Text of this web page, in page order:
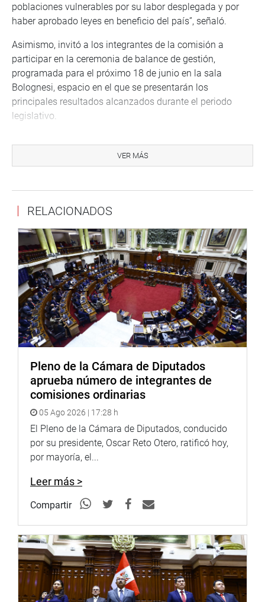
poblaciones vulnerables por su labor desplegada y por
haber aprobado leyes en beneficio del país”, señaló.
Asimismo, invitó a los integrantes de la comisión a
participar en la ceremonia de balance de gestión,
programada para el próximo 18 de junio en la sala
Bolognesi, espacio en el que se presentarán los
principales resultados alcanzados durante el periodo
legislativo.
en negativo, entre ellos, el recaído en el Proyecto de Ley
14636/2025-CR, mediante el cual se propone promover el
OFICINA DE COMUNICACIONES E IMAGEN INSITUCIONAL
VER MÁS
RELACIONADOS
Pleno de la Cámara de Diputados
aprueba número de integrantes de
comisiones ordinarias
05 Ago 2026 | 17:28 h
El Pleno de la Cámara de Diputados, conducido
por su presidente, Oscar Reto Otero, ratificó hoy,
por mayoría, el...
Leer más >
Compartir